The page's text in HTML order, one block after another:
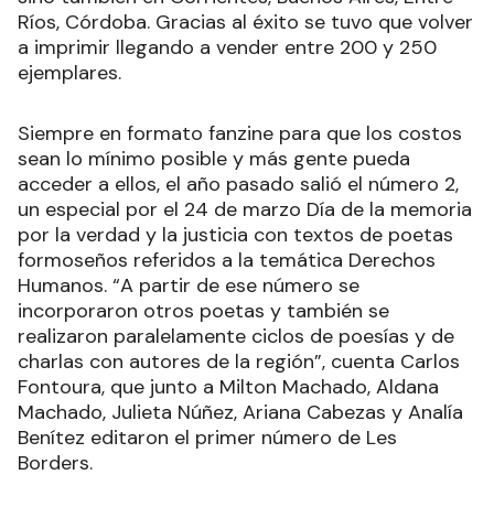
Ríos, Córdoba. Gracias al éxito se tuvo que volver
a imprimir llegando a vender entre 200 y 250
ejemplares.
Siempre en formato fanzine para que los costos
sean lo mínimo posible y más gente pueda
acceder a ellos, el año pasado salió el número 2,
un especial por el 24 de marzo Día de la memoria
por la verdad y la justicia con textos de poetas
formoseños referidos a la temática Derechos
Humanos. “A partir de ese número se
incorporaron otros poetas y también se
realizaron paralelamente ciclos de poesías y de
charlas con autores de la región”, cuenta Carlos
Fontoura, que junto a Milton Machado, Aldana
Machado, Julieta Núñez, Ariana Cabezas y Analía
Benítez editaron el primer número de Les
Borders.